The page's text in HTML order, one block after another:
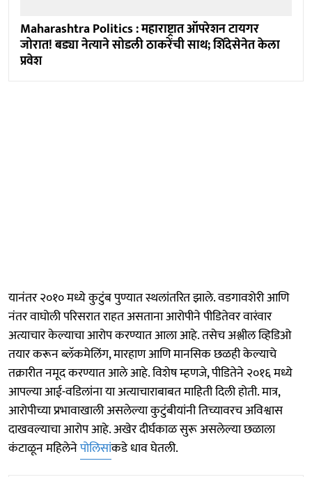
Maharashtra Politics : महाराष्ट्रात ऑपरेशन टायगर
जोरात! बड्या नेत्याने सोडली ठाकरेंची साथ; शिंदेसेनेत केला
प्रवेश
यानंतर २०१० मध्ये कुटुंब पुण्यात स्थलांतरित झाले. वडगावशेरी आणि
नंतर वाघोली परिसरात राहत असताना आरोपीने पीडितेवर वारंवार
अत्याचार केल्याचा आरोप करण्यात आला आहे. तसेच अश्लील व्हिडिओ
तयार करून ब्लॅकमेलिंग, मारहाण आणि मानसिक छळही केल्याचे
तक्रारीत नमूद करण्यात आले आहे. विशेष म्हणजे, पीडितेने २०१६ मध्ये
आपल्या आई-वडिलांना या अत्याचाराबाबत माहिती दिली होती. मात्र,
आरोपीच्या प्रभावाखाली असलेल्या कुटुंबीयांनी तिच्यावरच अविश्वास
दाखवल्याचा आरोप आहे. अखेर दीर्घकाळ सुरू असलेल्या छळाला
कंटाळून महिलेनेपोलिसांकडे धाव घेतली.